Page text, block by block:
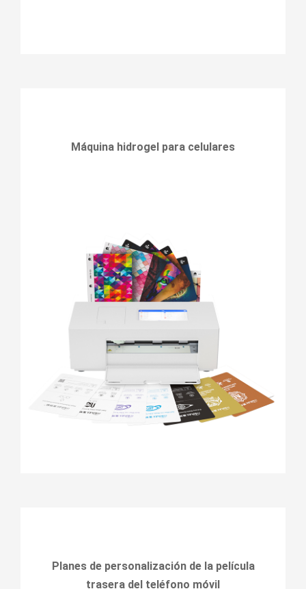
Máquina hidrogel para celulares
Planes de personalización de la película
trasera del teléfono móvil